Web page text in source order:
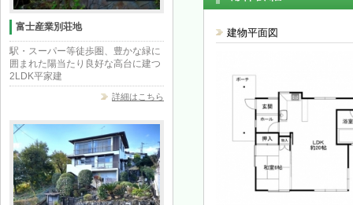
富士産業別荘地
駅・スーパー等徒歩圏、豊かな緑に
囲まれた陽当たり良好な高台に建つ
2LDK平家建
詳細はこちら
建物平面図